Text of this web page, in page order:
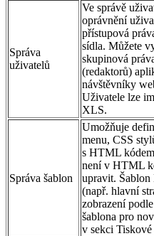
Správa
uživatelů
Ve správě
oprávnění
přístupová
sídla. Můžete
skupinová
(redaktorů)
návštěvníky
Uživatele lze
XLS.
Správa šablon
Umožňuje
menu, CSS
s HTML
není v HTML
upravit.
(např. hlavní
zobrazení
šablona pro
v sekci